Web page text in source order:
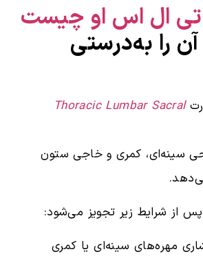
ال اس او چیست
آن را به‌درستی
Thoracic Lumbar Sacral
سینه‌ای، کمری و خاجی ستون
از شرایط زیر تجویز می‌شود:
مهره‌های سینه‌ای یا کمری